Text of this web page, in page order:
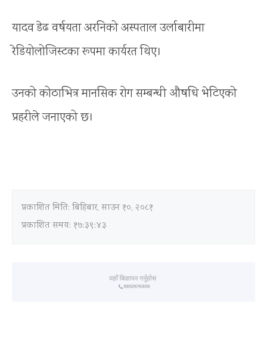
यादव डेढ वर्षयता अरनिको अस्पताल उर्लाबारीमा
रेडियोलोजिस्टका रूपमा कार्यरत थिए।
उनको कोठाभित्र मानसिक रोग सम्बन्धी औषधि भेटिएको
प्रहरीले जनाएको छ।
प्रकाशित मिति: बिहिबार, साउन १०, २०८१
प्रकाशित समय: १७:३९:४३